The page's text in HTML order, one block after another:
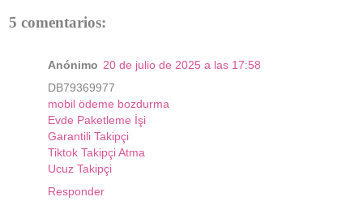
5 comentarios:
Anónimo 20 de julio de 2025 a las 17:58
DB79369977
mobil ödeme bozdurma
Evde Paketleme İşi
Garantili Takipçi
Tiktok Takipçi Atma
Ucuz Takipçi
Responder